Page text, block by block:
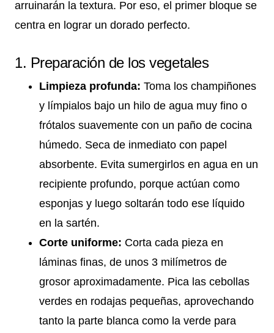
arruinarán la textura. Por eso, el primer bloque se
centra en lograr un dorado perfecto.
1. Preparación de los vegetales
Limpieza profunda: Toma los champiñones
y límpialos bajo un hilo de agua muy fino o
frótalos suavemente con un paño de cocina
húmedo. Seca de inmediato con papel
absorbente. Evita sumergirlos en agua en un
recipiente profundo, porque actúan como
esponjas y luego soltarán todo ese líquido
en la sartén.
Corte uniforme: Corta cada pieza en
láminas finas, de unos 3 milímetros de
grosor aproximadamente. Pica las cebollas
verdes en rodajas pequeñas, aprovechando
tanto la parte blanca como la verde para